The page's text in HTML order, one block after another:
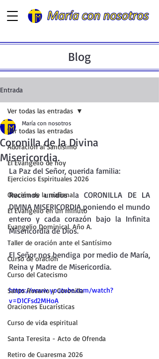
Blog
Entrada
Ver todas las entradas
Adoración al Santísimo
El Evangelio de hoy
Ejercicios Espirituales 2026
Oración de la mañana
El Evangelio en un minuto
Evangelio Dominical. Año A.
Taller de oración ante el Santísimo
Curso de oración
Curso del Catecismo
Santo Rosario y Coronilla
Oraciones Eucarísticas
Curso de vida espiritual
Santa Teresita - Acto de Ofrenda
Retiro de Cuaresma 2026
Ver todas las entradas
Coronilla de la Divina
Misericordia.
María con nosotros
La Paz del Señor, querida familia:
Recemos unidos la CORONILLA DE LA
DIVINA MISERICORDIA poniendo el mundo
entero y cada corazón bajo la Infinita
Misericordia de Dios.
El Señor nos bendiga por medio de María,
Reina y Madre de Misericordia.
https://www.youtube.com/watch?
v=D1CFsd2MHoA